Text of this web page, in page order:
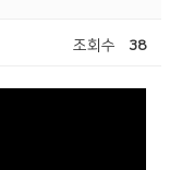
조회수 38